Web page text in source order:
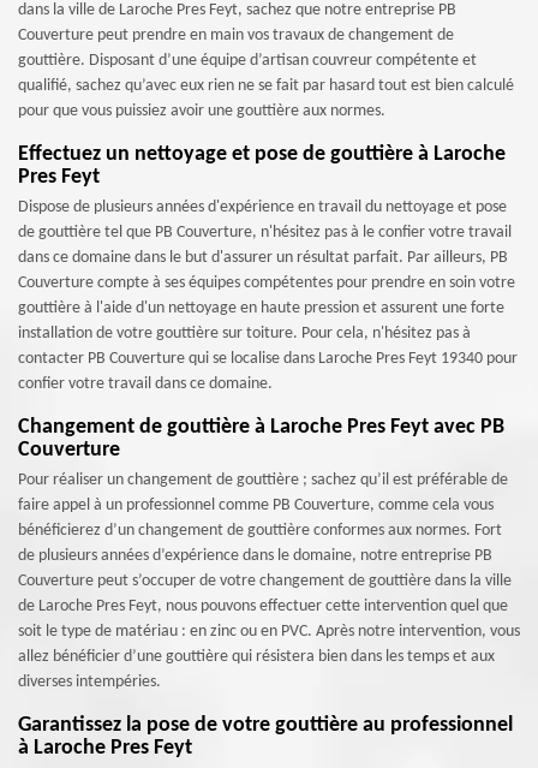
dans la ville de Laroche Pres Feyt, sachez que notre entreprise PB
Couverture peut prendre en main vos travaux de changement de
gouttière. Disposant d’une équipe d’artisan couvreur compétente et
qualifié, sachez qu’avec eux rien ne se fait par hasard tout est bien calculé
pour que vous puissiez avoir une gouttière aux normes.
Effectuez un nettoyage et pose de gouttière à Laroche
Pres Feyt
Dispose de plusieurs années d'expérience en travail du nettoyage et pose
de gouttière tel que PB Couverture, n'hésitez pas à le confier votre travail
dans ce domaine dans le but d'assurer un résultat parfait. Par ailleurs, PB
Couverture compte à ses équipes compétentes pour prendre en soin votre
gouttière à l'aide d'un nettoyage en haute pression et assurent une forte
installation de votre gouttière sur toiture. Pour cela, n'hésitez pas à
contacter PB Couverture qui se localise dans Laroche Pres Feyt 19340 pour
confier votre travail dans ce domaine.
Changement de gouttière à Laroche Pres Feyt avec PB
Couverture
Pour réaliser un changement de gouttière ; sachez qu’il est préférable de
faire appel à un professionnel comme PB Couverture, comme cela vous
bénéficierez d’un changement de gouttière conformes aux normes. Fort
de plusieurs années d’expérience dans le domaine, notre entreprise PB
Couverture peut s’occuper de votre changement de gouttière dans la ville
de Laroche Pres Feyt, nous pouvons effectuer cette intervention quel que
soit le type de matériau : en zinc ou en PVC. Après notre intervention, vous
allez bénéficier d’une gouttière qui résistera bien dans les temps et aux
diverses intempéries.
Garantissez la pose de votre gouttière au professionnel
à Laroche Pres Feyt